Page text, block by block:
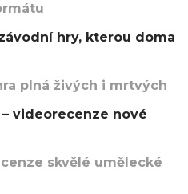
hry, kterou doma
plná živých i mrtvých
videorecenze nové
skvělé umělecké